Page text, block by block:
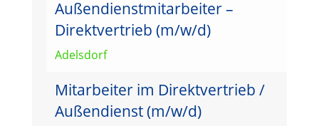
Außendienstmitarbeiter –
Direktvertrieb (m/w/d)
Adelsdorf
Mitarbeiter im Direktvertrieb /
Außendienst (m/w/d)